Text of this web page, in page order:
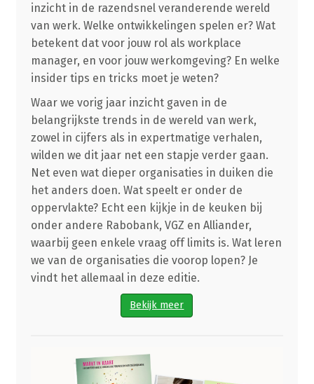
inzicht in de razendsnel veranderende wereld
van werk. Welke ontwikkelingen spelen er? Wat
betekent dat voor jouw rol als workplace
manager, en voor jouw werkomgeving? En welke
insider tips en tricks moet je weten?
Waar we vorig jaar inzicht gaven in de
belangrijkste trends in de wereld van werk,
zowel in cijfers als in expertmatige verhalen,
wilden we dit jaar net een stapje verder gaan.
Net even wat dieper organisaties in duiken die
het anders doen. Wat speelt er onder de
oppervlakte? Echt een kijkje in de keuken bij
onder andere Rabobank, VGZ en Alliander,
waarbij geen enkele vraag off limits is. Wat leren
we van de organisaties die voorop lopen? Je
vindt het allemaal in deze editie.
Bekijk meer